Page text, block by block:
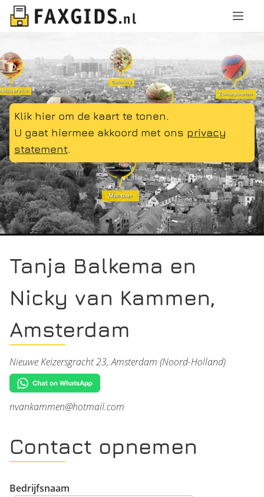
Klik hier om de kaart te tonen.
U gaat hiermee akkoord met ons privacy
statement.
Tanja Balkema en
Nicky van Kammen,
Amsterdam
Nieuwe Keizersgracht 23, Amsterdam (Noord-Holland)
nvankammen@hotmail.com
Contact opnemen
Bedrijfsnaam